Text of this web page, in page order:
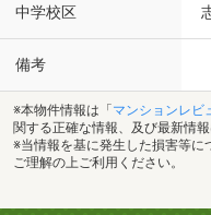
中学校区
備考
※本物件情報は「 マンションレビ
関する正確な情報、及び最新情
※当情報を基に発生した損害等に
ご理解の上ご利用ください。